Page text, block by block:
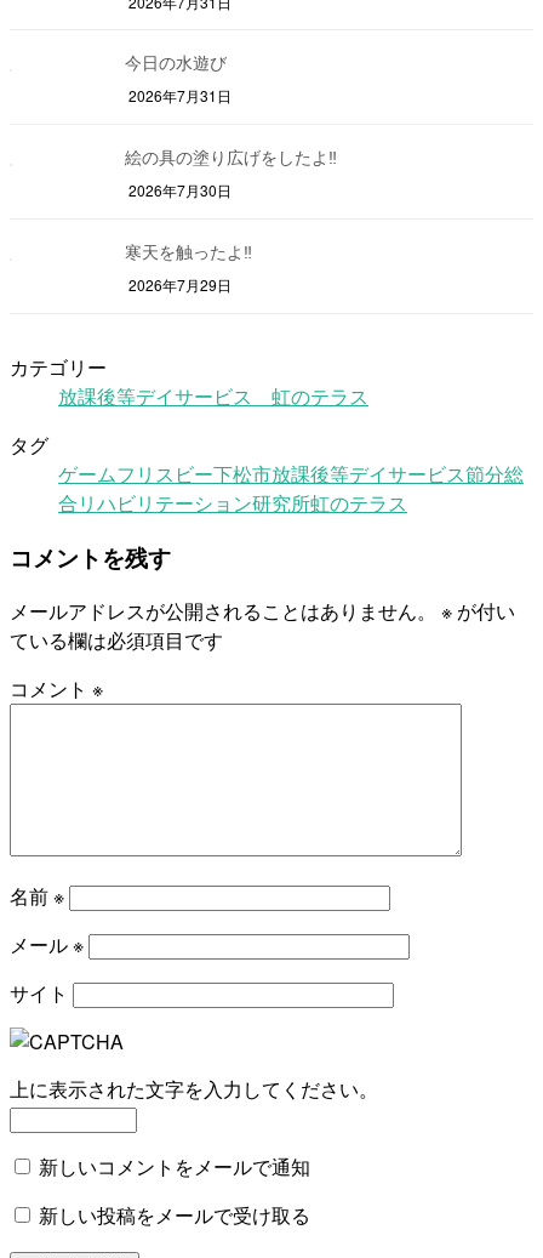
今日の水遊び
2026年7月31日
絵の具の塗り広げをしたよ‼
2026年7月30日
寒天を触ったよ‼
2026年7月29日
カテゴリー
放課後等デイサービス 虹のテラス
タグ
ゲームフリスビー下松市放課後等デイサービス節分総
合リハビリテーション研究所虹のテラス
コメントを残す
メールアドレスが公開されることはありません。 ※ が付い
ている欄は必須項目です
コメント ※
名前※
メール※
サイト
上に表示された文字を入力してください。
新しいコメントをメールで通知
新しい投稿をメールで受け取る